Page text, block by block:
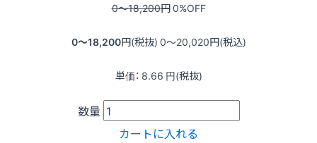
0〜18,200円0%OFF
0〜18,200円(税抜) 0〜20,020円(税込)
単価： 8.66 円(税抜)
数量
カートに入れる